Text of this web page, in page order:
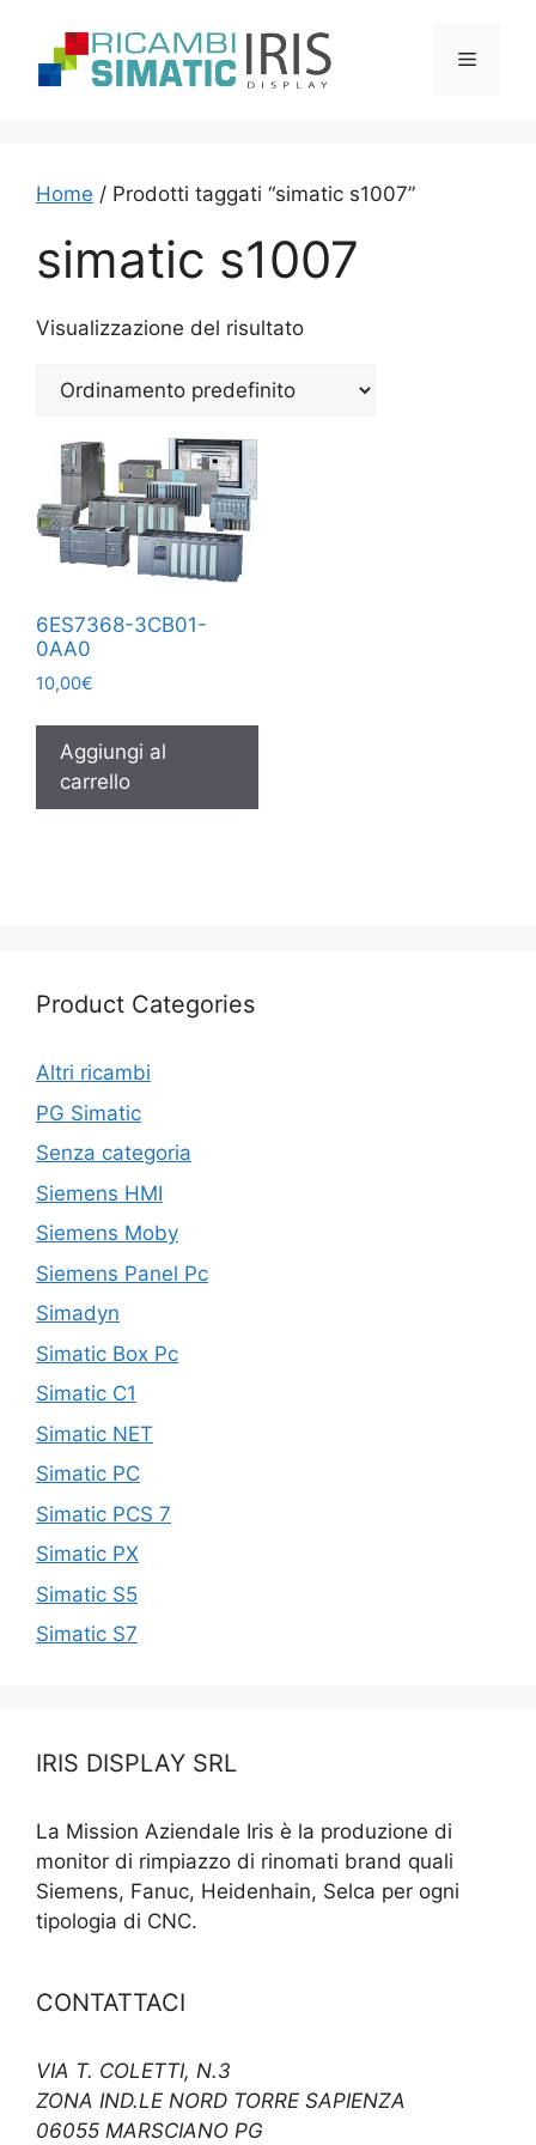
contenuto
Menu
Home / Prodotti taggati “simatic s1007”
simatic s1007
Visualizzazione del risultato
6ES7368-3CB01-
0AA0
10,00€
Aggiungi al
carrello
Product Categories
Altri ricambi
PG Simatic
Senza categoria
Siemens HMI
Siemens Moby
Siemens Panel Pc
Simadyn
Simatic Box Pc
Simatic C1
Simatic NET
Simatic PC
Simatic PCS 7
Simatic PX
Simatic S5
Simatic S7
IRIS DISPLAY SRL
La Mission Aziendale Iris è la produzione di
monitor di rimpiazzo di rinomati brand quali
Siemens, Fanuc, Heidenhain, Selca per ogni
tipologia di CNC.
CONTATTACI
VIA T. COLETTI, N.3
ZONA IND.LE NORD TORRE SAPIENZA
06055 MARSCIANO PG